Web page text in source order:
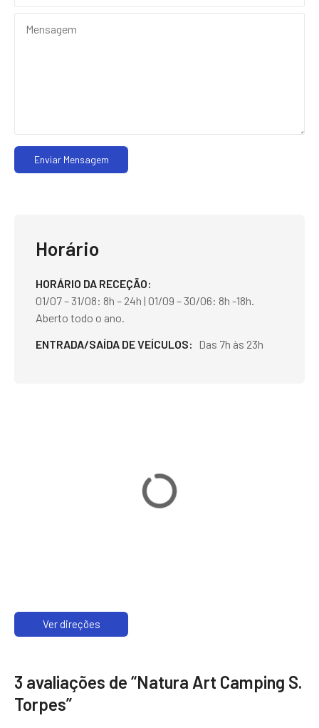
Enviar Mensagem
Horário
HORÁRIO DA RECEÇÃO
01/07 – 31/08: 8h – 24h | 01/09 – 30/06: 8h -18h.
Aberto todo o ano.
ENTRADA/SAÍDA DE VEÍCULOS
Das 7h às 23h
Ver direções
3 avaliações de “Natura Art Camping S.
Torpes”